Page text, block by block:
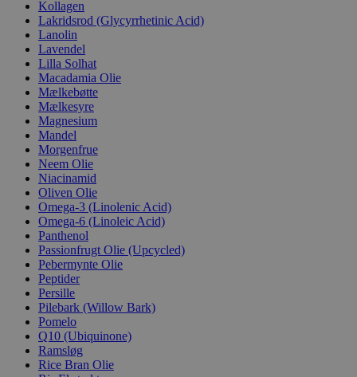
Kollagen
Lakridsrod (Glycyrrhetinic Acid)
Lanolin
Lavendel
Lilla Solhat
Macadamia Olie
Mælkebøtte
Mælkesyre
Magnesium
Mandel
Morgenfrue
Neem Olie
Niacinamid
Oliven Olie
Omega-3 (Linolenic Acid)
Omega-6 (Linoleic Acid)
Panthenol
Passionfrugt Olie (Upcycled)
Pebermynte Olie
Peptider
Persille
Pilebark (Willow Bark)
Pomelo
Q10 (Ubiquinone)
Ramsløg
Rice Bran Olie